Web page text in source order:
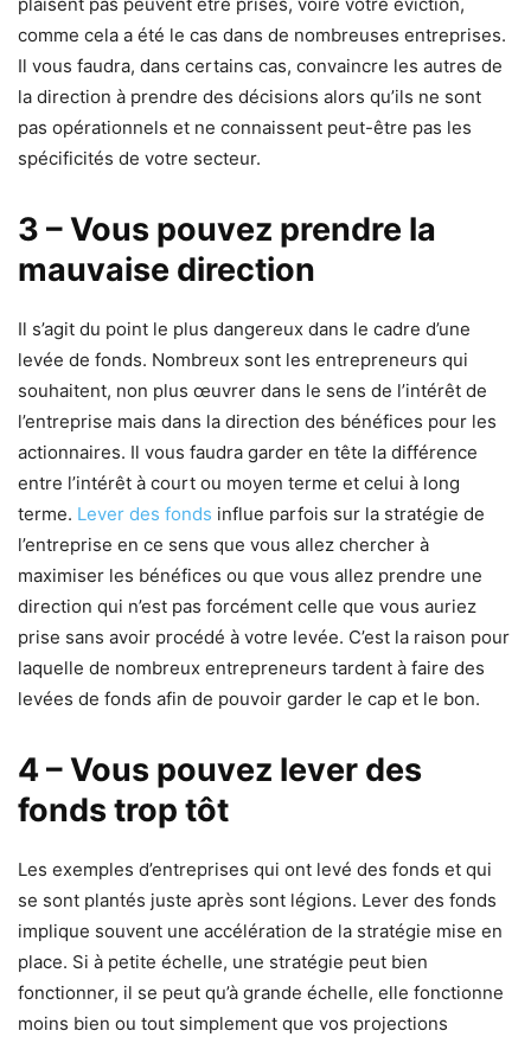
comme cela a été le cas dans de nombreuses entreprises.
Il vous faudra, dans certains cas, convaincre les autres de
la direction à prendre des décisions alors qu’ils ne sont
pas opérationnels et ne connaissent peut-être pas les
spécificités de votre secteur.
3 – Vous pouvez prendre la
mauvaise direction
Il s’agit du point le plus dangereux dans le cadre d’une
levée de fonds. Nombreux sont les entrepreneurs qui
souhaitent, non plus œuvrer dans le sens de l’intérêt de
l’entreprise mais dans la direction des bénéfices pour les
actionnaires. Il vous faudra garder en tête la différence
entre l’intérêt à court ou moyen terme et celui à long
terme. Lever des fonds influe parfois sur la stratégie de
l’entreprise en ce sens que vous allez chercher à
maximiser les bénéfices ou que vous allez prendre une
direction qui n’est pas forcément celle que vous auriez
prise sans avoir procédé à votre levée. C’est la raison pour
laquelle de nombreux entrepreneurs tardent à faire des
levées de fonds afin de pouvoir garder le cap et le bon.
4 – Vous pouvez lever des
fonds trop tôt
Les exemples d’entreprises qui ont levé des fonds et qui
se sont plantés juste après sont légions. Lever des fonds
implique souvent une accélération de la stratégie mise en
place. Si à petite échelle, une stratégie peut bien
fonctionner, il se peut qu’à grande échelle, elle fonctionne
moins bien ou tout simplement que vos projections